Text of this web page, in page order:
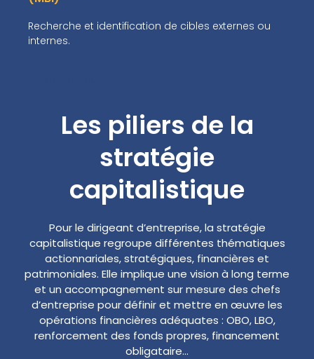
Les piliers de la
stratégie
capitalistique
Pour le dirigeant d’entreprise, la stratégie
capitalistique regroupe différentes thématiques
actionnariales, stratégiques, financières et
patrimoniales. Elle implique une vision à long terme
et un accompagnement sur mesure des chefs
d’entreprise pour définir et mettre en œuvre les
opérations financières adéquates : OBO, LBO,
renforcement des fonds propres, financement
obligataire…
Recherche et identification de cibles externes ou
internes.